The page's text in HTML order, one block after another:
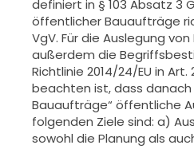
definiert in § 103 Absatz 3
öffentlicher Bauaufträge
VgV. Für die Auslegung
außerdem die
Richtlinie 2014/24/EU in Art.
beachten ist, dass
Bauaufträge“ öffentliche
folgenden Ziele sind: a)
sowohl die Planung als